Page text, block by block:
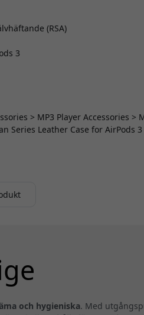
(RSA)
3
> MP3 Player Accessories >
Series Leather Case for AirPods 3
och hygieniska. Med